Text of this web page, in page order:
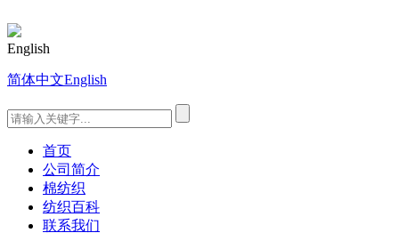
English
简体中文English
首页
公司简介
棉纺织
纺织百科
联系我们